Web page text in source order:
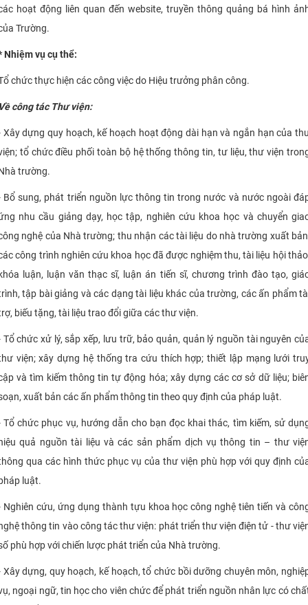
hoạt động liên quan đến website, truyền thông quảng bá hình
Trường.
Nhiệm vụ cụ thể:
chức thực hiện các công việc do Hiệu trưởng phân công.
công tác Thư viện:
Xây dựng quy hoạch, kế hoạch hoạt động dài hạn và ngắn hạn của
tổ chức điều phối toàn bộ hệ thống thông tin, tư liệu, thư viện
trường.
Bổ sung, phát triển nguồn lực thông tin trong nước và nước ngoài
nhu cầu giảng dạy, học tập, nghiên cứu khoa học và chuyển
nghệ của Nhà trường; thu nhận các tài liệu do nhà trường xuất
công trình nghiên cứu khoa học đã được nghiệm thu, tài liệu hội
luận, luận văn thạc sĩ, luận án tiến sĩ, chương trình đào tạo,
tập bài giảng và các dạng tài liệu khác của trường, các ấn phẩm
biếu tặng, tài liệu trao đổi giữa các thư viện.
Tổ chức xử lý, sắp xếp, lưu trữ, bảo quản, quản lý nguồn tài nguyên
viện; xây dựng hệ thống tra cứu thích hợp; thiết lập mạng lưới
và tìm kiếm thông tin tự động hóa; xây dựng các cơ sở dữ liệu;
xuất bản các ấn phẩm thông tin theo quy định của pháp luật.
Tổ chức phục vụ, hướng dẫn cho bạn đọc khai thác, tìm kiếm, sử
quả nguồn tài liệu và các sản phẩm dịch vụ thông tin – thư
qua các hình thức phục vụ của thư viện phù hợp với quy định
luật.
Nghiên cứu, ứng dụng thành tựu khoa học công nghệ tiên tiến và
thông tin vào công tác thư viện: phát triển thư viện điện tử - thư
phù hợp với chiến lược phát triển của Nhà trường.
Xây dựng, quy hoạch, kế hoạch, tổ chức bồi dưỡng chuyên môn,
ngoại ngữ, tin học cho viên chức để phát triển nguồn nhân lực có